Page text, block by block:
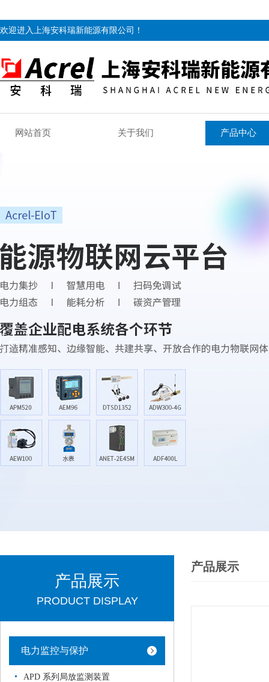
欢迎进入上海安科瑞新能源有限公司！
网站首页 关于我们 产品中心
产品展示
PRODUCT DISPLAY
电力监控与保护
APD 系列局放监测装置
产品展示